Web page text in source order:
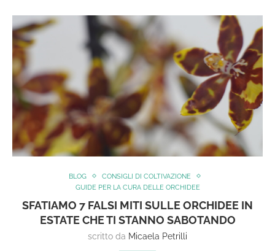
BLOG
CONSIGLI DI COLTIVAZIONE
GUIDE PER LA CURA DELLE ORCHIDEE
SFATIAMO 7 FALSI MITI SULLE ORCHIDEE IN
ESTATE CHE TI STANNO SABOTANDO
scritto da Micaela Petrilli